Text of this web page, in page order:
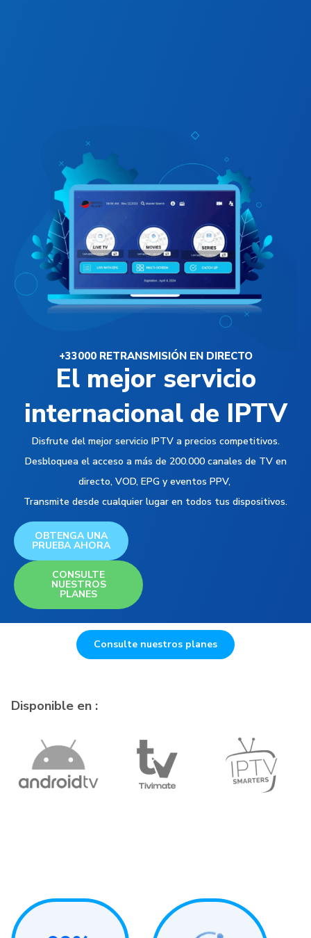
+33000 RETRANSMISIÓN EN DIRECTO
El mejor servicio
internacional de IPTV
Disfrute del mejor servicio IPTV a precios competitivos.
Desbloquea el acceso a más de 200.000 canales de TV en
directo, VOD, EPG y eventos PPV,
Transmite desde cualquier lugar en todos tus dispositivos.
OBTENGA UNA
PRUEBA AHORA
CONSULTE
NUESTROS
PLANES
Consulte nuestros planes
Disponible en :